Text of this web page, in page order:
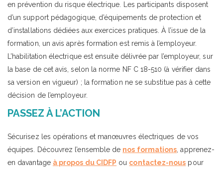
en prévention du risque électrique. Les participants disposent
d’un support pédagogique, d’équipements de protection et
d’installations dédiées aux exercices pratiques. À l’issue de la
formation, un avis après formation est remis à l’employeur.
L’habilitation électrique est ensuite délivrée par l’employeur, sur
la base de cet avis, selon la norme NF C 18-510 (à vérifier dans
sa version en vigueur) ; la formation ne se substitue pas à cette
décision de l’employeur.
PASSEZ À L’ACTION
Sécurisez les opérations et manœuvres électriques de vos
équipes. Découvrez l’ensemble de nos formations , apprenez-
en davantage à propos du CIDFP ou contactez-nous pour